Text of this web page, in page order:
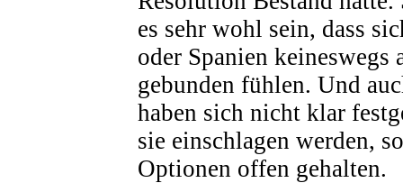
es sehr wohl sein, dass
oder Spanien
gebunden fühlen. Und
haben sich nicht klar
sie einschlagen werden,
Optionen offen gehalten.